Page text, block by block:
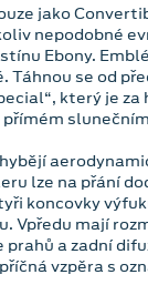
jako
nepodobné
Ebony.
Táhnou se od
který je
lze na přání
koncovky
mají
a zadní
vzpěra s